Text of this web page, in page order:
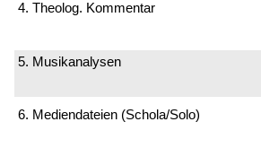
4. Theolog. Kommentar
5. Musikanalysen
6. Mediendateien (Schola/Solo)